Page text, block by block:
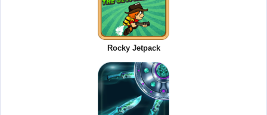
Rocky Jetpack